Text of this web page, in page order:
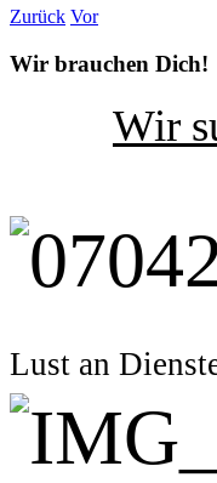
Zurück Vor
Wir brauchen Dich!
Wir
Lust an